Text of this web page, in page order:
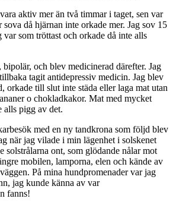
aktiv mer än två timmar i taget, sen var
då hjärnan inte orkade mer. Jag sov 15
som tröttast och orkade då inte alls
och blev medicinerad därefter. Jag
tagit antidepressiv medicin. Jag blev
orkade till slut inte städa eller laga mat utan
o chokladkakor. Mat med mycket
alls pigg av det.
med en ny tandkrona som följd blev
när jag vilade i min lägenhet i solskenet
solstrålarna ont, som glödande nålar mot
mobilen, lamporna, elen och kände av
På mina hundpromenader var jag
jag kunde känna av var
fanns!